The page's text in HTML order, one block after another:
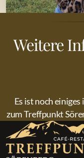
Weitere
Es ist noch
zum Treffpunkt